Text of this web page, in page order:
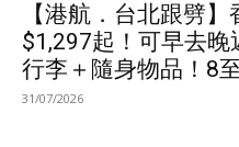
【港航．台北跟劈
$1,297起！可早去
行李＋隨身物品！8
31/07/2026